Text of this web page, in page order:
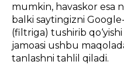
mumkin, havaskor esa
balki saytingizni
(filtriga) tushirib
jamoasi ushbu
tanlashni tahlil qiladi.